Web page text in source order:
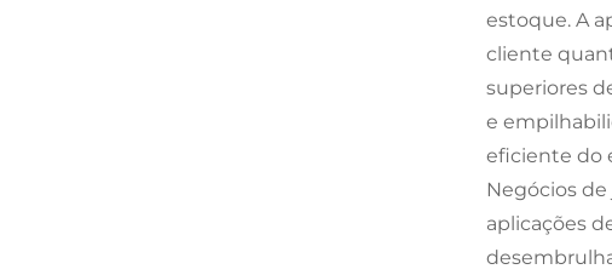
estoque. A
cliente
superiores
e
eficiente do
Negócios
aplicações